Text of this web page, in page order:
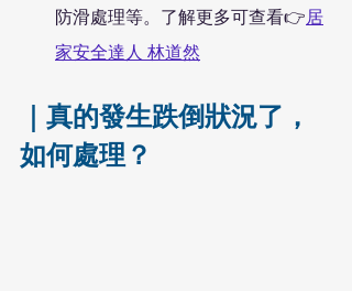
防滑處理等。了解更多可查看👉居
家安全達人 林道然
｜真的發生跌倒狀況了，
如何處理？